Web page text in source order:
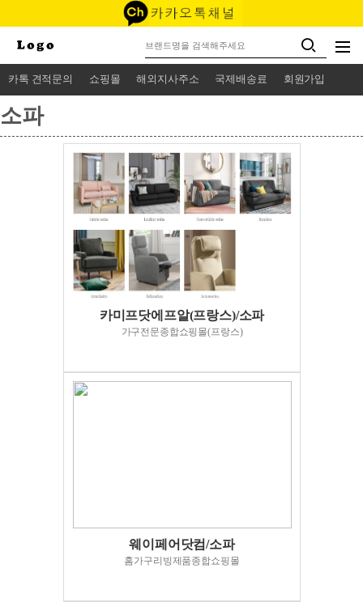
카톡 견적문의 쇼핑몰 해외지사주소 국제배송료 회원가입
소파
카미프닷에프알(프랑스)/소파
가구전문종합쇼핑몰(프랑스)
웨이페어닷컴/소파
홈가구리빙제품종합쇼핑몰